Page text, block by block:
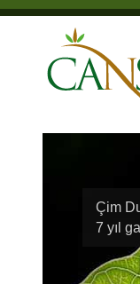
Çim
7 yıl